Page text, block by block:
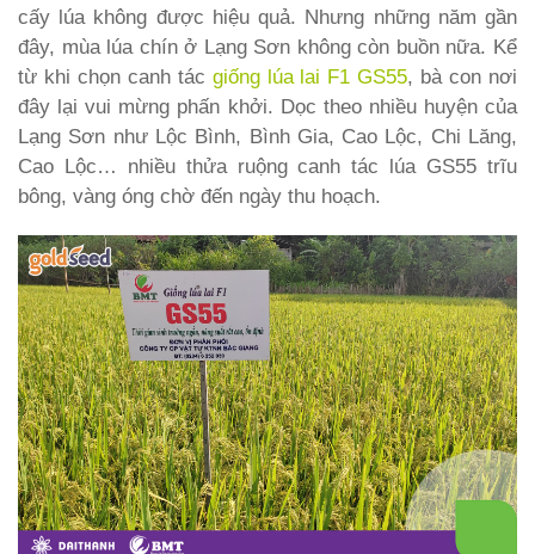
cấy lúa không được hiệu quả. Nhưng những năm gần
đây, mùa lúa chín ở Lạng Sơn không còn buồn nữa. Kể
từ khi chọn canh tác giống lúa lai F1 GS55, bà con nơi
đây lại vui mừng phấn khởi. Dọc theo nhiều huyện của
Lạng Sơn như Lộc Bình, Bình Gia, Cao Lộc, Chi Lăng,
Cao Lộc… nhiều thửa ruộng canh tác lúa GS55 trĩu
bông, vàng óng chờ đến ngày thu hoạch.